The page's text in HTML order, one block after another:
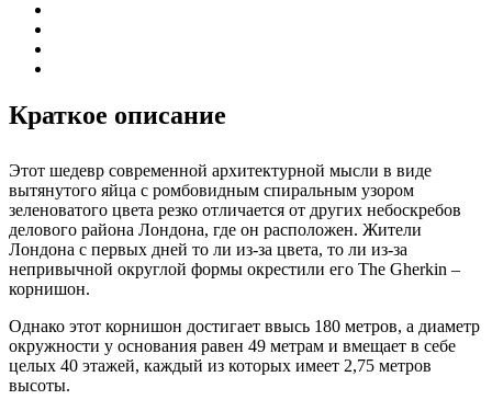
Краткое описание
Этот шедевр современной архитектурной мысли в виде
вытянутого яйца с ромбовидным спиральным узором
зеленоватого цвета резко отличается от других небоскребов
делового района Лондона, где он расположен. Жители
Лондона с первых дней то ли из-за цвета, то ли из-за
непривычной округлой формы окрестили его The Gherkin –
корнишон.
Однако этот корнишон достигает ввысь 180 метров, а диаметр
окружности у основания равен 49 метрам и вмещает в себе
целых 40 этажей, каждый из которых имеет 2,75 метров
высоты.